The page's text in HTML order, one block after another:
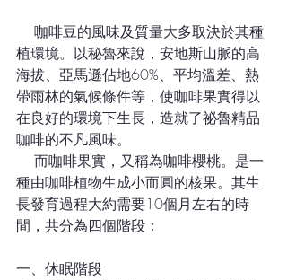
植環境。以秘魯來說，安地斯山脈的高
海拔、亞馬遜佔地60%、平均溫差、熱
帶雨林的氣候條件等，使咖啡果實得以
在良好的環境下生長，造就了祕魯精品
咖啡的不凡風味。
種由咖啡植物生成小而圓的核果。其生
長發育過程大約需要10個月左右的時
間，共分為四個階段：
一、休眠階段